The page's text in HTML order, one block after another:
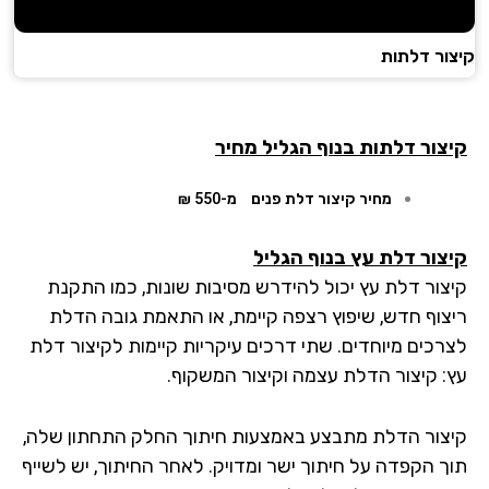
דלתות
דלתות בנוף הגליל מחיר
מחיר קיצור דלת פנים מ-550 ₪
דלת עץ בנוף הגליל
דלת עץ יכול להידרש מסיבות שונות, כמו התקנת
חדש, שיפוץ רצפה קיימת, או התאמת גובה הדלת
מיוחדים. שתי דרכים עיקריות קיימות לקיצור דלת
קיצור הדלת עצמה וקיצור המשקוף.
הדלת מתבצע באמצעות חיתוך החלק התחתון שלה,
הקפדה על חיתוך ישר ומדויק. לאחר החיתוך, יש לשייף